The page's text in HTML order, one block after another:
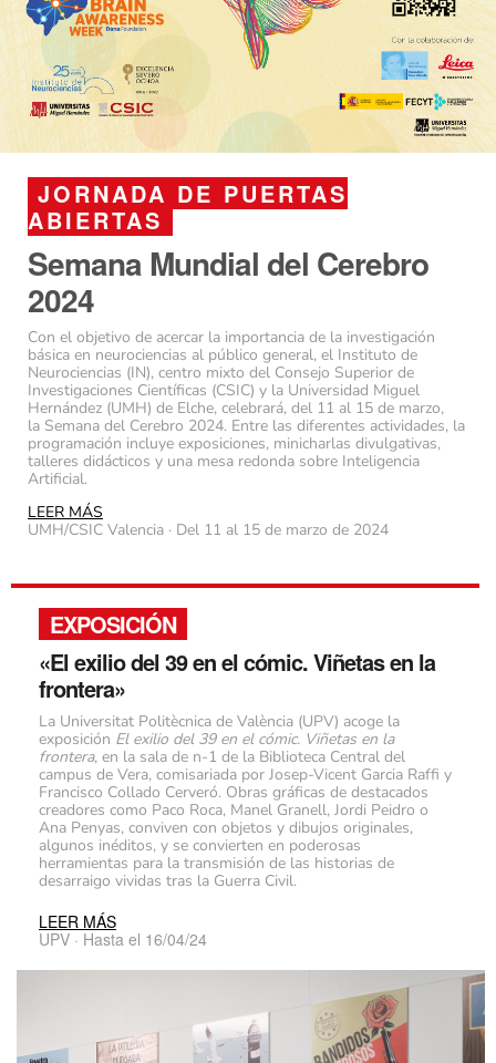
JORNADA DE PUERTAS
ABIERTAS
Semana Mundial del Cerebro
2024
Con el objetivo de acercar la importancia de la investigación
básica en neurociencias al público general, el Instituto de
Neurociencias (IN), centro mixto del Consejo Superior de
Investigaciones Científicas (CSIC) y la Universidad Miguel
Hernández (UMH) de Elche, celebrará, del 11 al 15 de marzo,
la Semana del Cerebro 2024. Entre las diferentes actividades, la
programación incluye exposiciones, minicharlas divulgativas,
talleres didácticos y una mesa redonda sobre Inteligencia
Artificial.
LEER MÁS
UMH/CSIC Valencia · Del 11 al 15 de marzo de 2024
EXPOSICIÓN
«El exilio del 39 en el cómic. Viñetas en la
frontera»
La Universitat Politècnica de València (UPV) acoge la
exposición El exilio del 39 en el cómic. Viñetas en la
frontera, en la sala de n-1 de la Biblioteca Central del
campus de Vera, comisariada por Josep-Vicent Garcia Raffi y
Francisco Collado Cerveró. Obras gráficas de destacados
creadores como Paco Roca, Manel Granell, Jordi Peidro o
Ana Penyas, conviven con objetos y dibujos originales,
algunos inéditos, y se convierten en poderosas
herramientas para la transmisión de las historias de
desarraigo vividas tras la Guerra Civil.
LEER MÁS
UPV · Hasta el 16/04/24